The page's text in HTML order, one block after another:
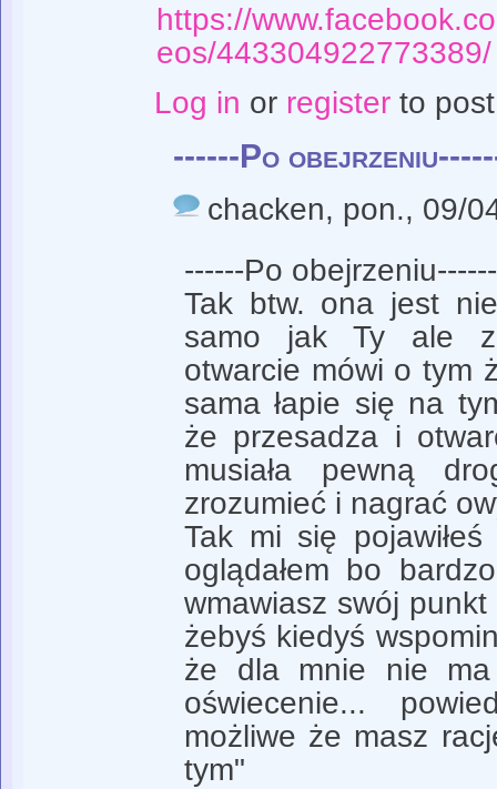
https://
eos/443304922773389/
Log in or registerto post
------Po
chacken, pon., 09/
------Po obejrzeniu------
Tak btw. ona jest
samo jak Ty ale
otwarcie mówi o tym
sama łapie się na
że przesadza i
musiała pewną
zrozumieć i nagrać
Tak mi się
oglądałem bo
wmawiasz swój
żebyś kiedyś
że dla mnie nie
oświecenie...
możliwe że masz
tym"